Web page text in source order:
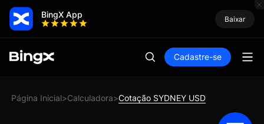
BingX App Baixar
Cadastre-se
Página Inicial>Calculadora>Cotação SYDNEY USD